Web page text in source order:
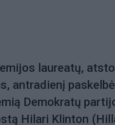
laureatų,
antradienį
Demokratų
Hilari Klinton